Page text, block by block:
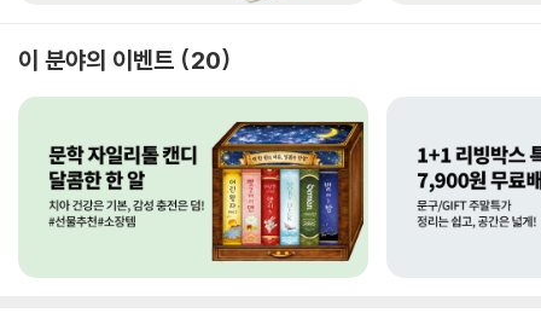
이 분야의 이벤트 20